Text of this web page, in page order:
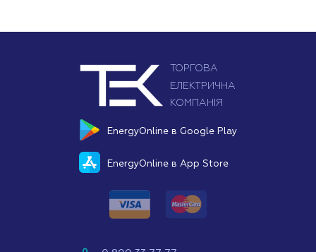
EnergyOnline в Google Play
EnergyOnline в App Store